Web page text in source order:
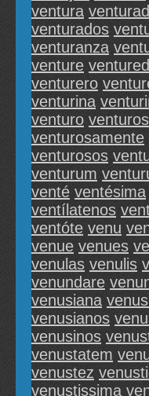
ventura
venturados
venturanza
venture ventured
venturero
venturina
venturo venturos
venturosamente
venturosos
venturum
venté ventésima
ventílatenos
ventóte venu
venue venues
venulas venulis
venundare
venusiana
venusianos
venusinos
venustatem
venustez
venustissima